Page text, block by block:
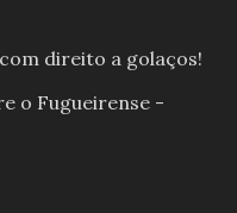
direito a golaços!
o Fugueirense -